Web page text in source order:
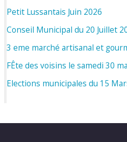
Petit Lussantais Juin 2026
Conseil Municipal du 20 Juillet
3 eme marché artisanal et
FÊte des voisins le samedi 30
Elections municipales du 15